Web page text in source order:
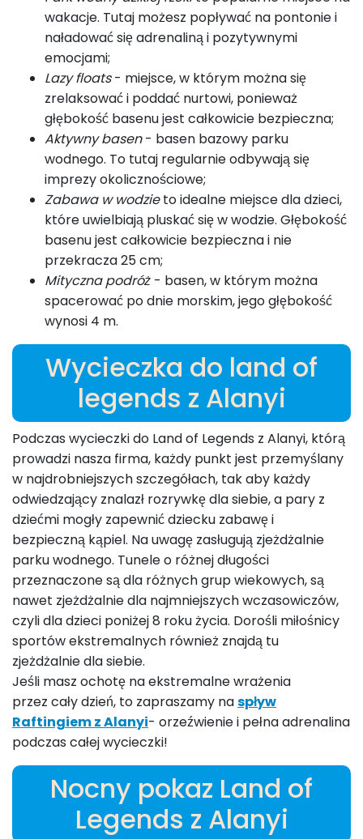
wakacje. Tutaj możesz popływać na pontonie i
naładować się adrenaliną i pozytywnymi
emocjami;
Lazy floats- miejsce, w którym można się
zrelaksować i poddać nurtowi, ponieważ
głębokość basenu jest całkowicie bezpieczna;
Aktywny basen- basen bazowy parku
wodnego. To tutaj regularnie odbywają się
imprezy okolicznościowe;
Zabawa w wodzieto idealne miejsce dla dzieci,
które uwielbiają pluskać się w wodzie. Głębokość
basenu jest całkowicie bezpieczna i nie
przekracza 25 cm;
Mityczna podróż - basen, w którym można
spacerować po dnie morskim, jego głębokość
wynosi 4 m.
Wycieczka do land of
legends z Alanyi
Podczas wycieczki do Land of Legends z Alanyi, którą
prowadzi nasza firma, każdy punkt jest przemyślany
w najdrobniejszych szczegółach, tak aby każdy
odwiedzający znalazł rozrywkę dla siebie, a pary z
dziećmi mogły zapewnić dziecku zabawę i
bezpieczną kąpiel. Na uwagę zasługują zjeżdżalnie
parku wodnego. Tunele o różnej długości
przeznaczone są dla różnych grup wiekowych, są
nawet zjeżdżalnie dla najmniejszych wczasowiczów,
czyli dla dzieci poniżej 8 roku życia. Dorośli miłośnicy
sportów ekstremalnych również znajdą tu
zjeżdżalnie dla siebie.
Jeśli masz ochotę na ekstremalne wrażenia
przez cały dzień, to zapraszamy naspływ
Raftingiem z Alanyi- orzeźwienie i pełna adrenalina
podczas całej wycieczki!
Nocny pokaz Land of
Legends z Alanyi